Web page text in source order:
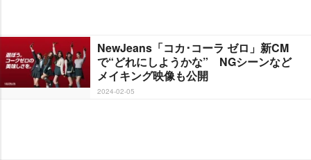
NewJeans「コカ･コーラ ゼロ」新CM
で“どれにしようかな” NGシーンなど
メイキング映像も公開
2024-02-05